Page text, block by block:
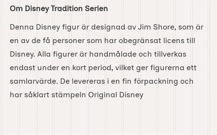
Om Disney Tradition Serien
Denna Disney figur är designad av Jim Shore, som är
en av de få personer som har obegränsat licens till
Disney. Alla figurer är handmålade och tillverkas
endast under en kort period, vilket ger figurerna ett
samlarvärde. De levereras i en fin förpackning och
har såklart stämpeln Original Disney